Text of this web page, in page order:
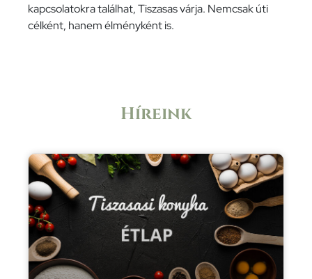
kapcsolatokra találhat, Tiszasas várja. Nemcsak úti
célként, hanem élményként is.
Híreink